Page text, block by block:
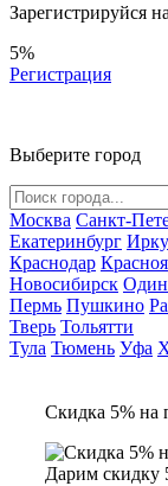
Зарегистрируйся
5%
Регистрация
Выберите город
Москва Санкт-
Екатеринбург
Краснодар
Новосибирск
Пермь Пушкино
Тверь Тольятти
Тула Тюмень Уфа
Скидка 5% на
Дарим скидку